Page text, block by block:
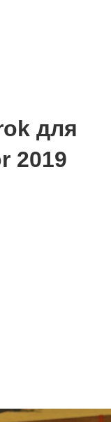
для
2019